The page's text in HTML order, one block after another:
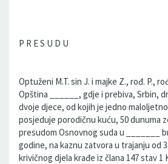
P R E S U D U
Optuženi M.T. sin J. i majke Z., rođ. P.,
Opština ______, gdje i prebiva, Srbin,
dvoje djece, od kojih je jedno
posjeduje porodičnu kuću, 50 dunuma
presudom Osnovnog suda u _______
godine, na kaznu zatvora u trajanju od
krivičnog djela krađe iz člana 147 stav 1